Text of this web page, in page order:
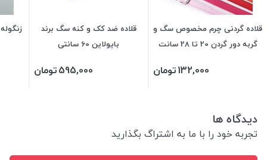
قلاده گردنی چرم مخصوص سگ و
گربه دور گردن 20 تا 28 سانت
132,000تومان
قلاده ضد کک و کنه سگ برند
بایولاین 60 سانتی
595,000تومان
دیدگاه ها
تجربه خود را با ما به اشتراگ بگذارید